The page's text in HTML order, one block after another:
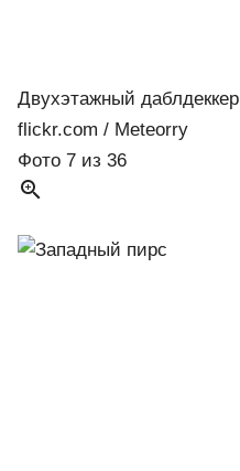
Двухэтажный даблдеккер
flickr.com / Meteorry
Фото 7 из 36
